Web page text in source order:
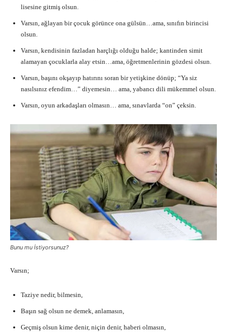
lisesine gitmiş olsun.
Varsın, ağlayan bir çocuk görünce ona gülsün…ama, sınıfın birincisi
olsun.
Varsın, kendisinin fazladan harçlığı olduğu halde; kantinden simit
alamayan çocuklarla alay etsin…ama, öğretmenlerinin gözdesi olsun.
Varsın, başını okşayıp hatırını soran bir yetişkine dönüp; “Ya siz
nasılsınız efendim…” diyemesin… ama, yabancı dili mükemmel olsun.
Varsın, oyun arkadaşları olmasın… ama, sınavlarda “on” çeksin.
Bunu mu İstiyorsunuz?
Varsın;
Taziye nedir, bilmesin,
Başın sağ olsun ne demek, anlamasın,
Geçmiş olsun kime denir, niçin denir, haberi olmasın,